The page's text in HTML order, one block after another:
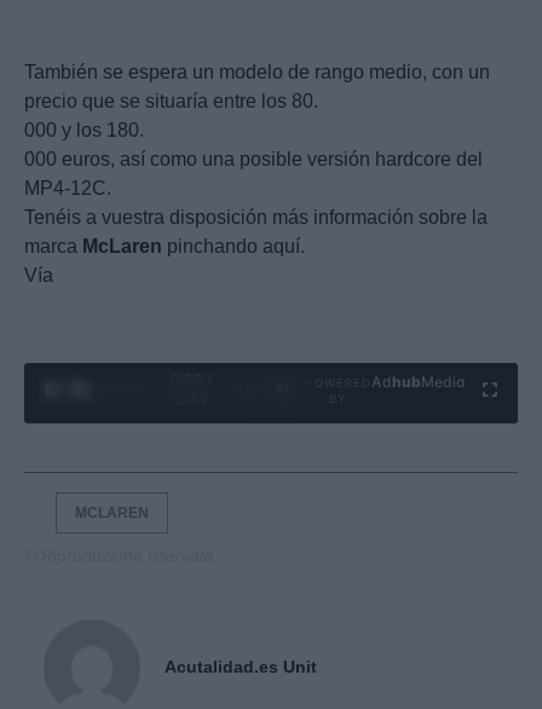
También se espera un modelo de rango medio, con un
precio que se situaría entre los 80.
000 y los 180.
000 euros, así como una posible versión hardcore del
MP4-12C.
Tenéis a vuestra disposición más información sobre la
marca McLaren pinchando aquí.
Vía
Ad hubMedia
MCLAREN
Acutalidad.es Unit